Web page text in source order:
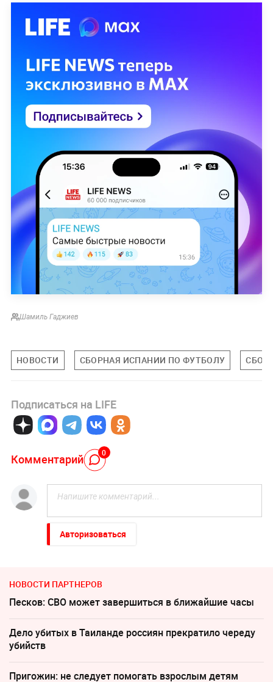
Шамиль Гаджиев
НОВОСТИ СБОРНАЯ ИСПАНИИ ПО ФУТБОЛУ
Подписаться на LIFE
Комментарий 0
Авторизоваться
НОВОСТИ ПАРТНЕРОВ
Песков: СВО может завершиться в ближайшие часы
Дело убитых в Таиланде россиян прекратило череду
убийств
Пригожин: не следует помогать взрослым детям